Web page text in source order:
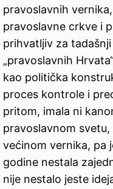
pravoslavnih
pravoslavne crkve i
prihvatljiv za
„pravoslavnih
kao politička
proces kontrole i
pritom, imala ni
pravoslavnom
većinom vernika, pa
godine nestala
nije nestalo jeste